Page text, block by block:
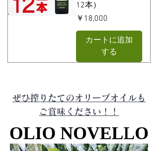
12本）
価格
￥18,000
カートに追加
する
ぜひ搾りたてのオリーブオイルも
ご賞味ください！！
OLIO NOVELLO
OLIO NOVELLO